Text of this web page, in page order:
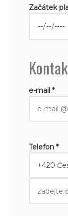
Začátek
e-mail *
Telefon *